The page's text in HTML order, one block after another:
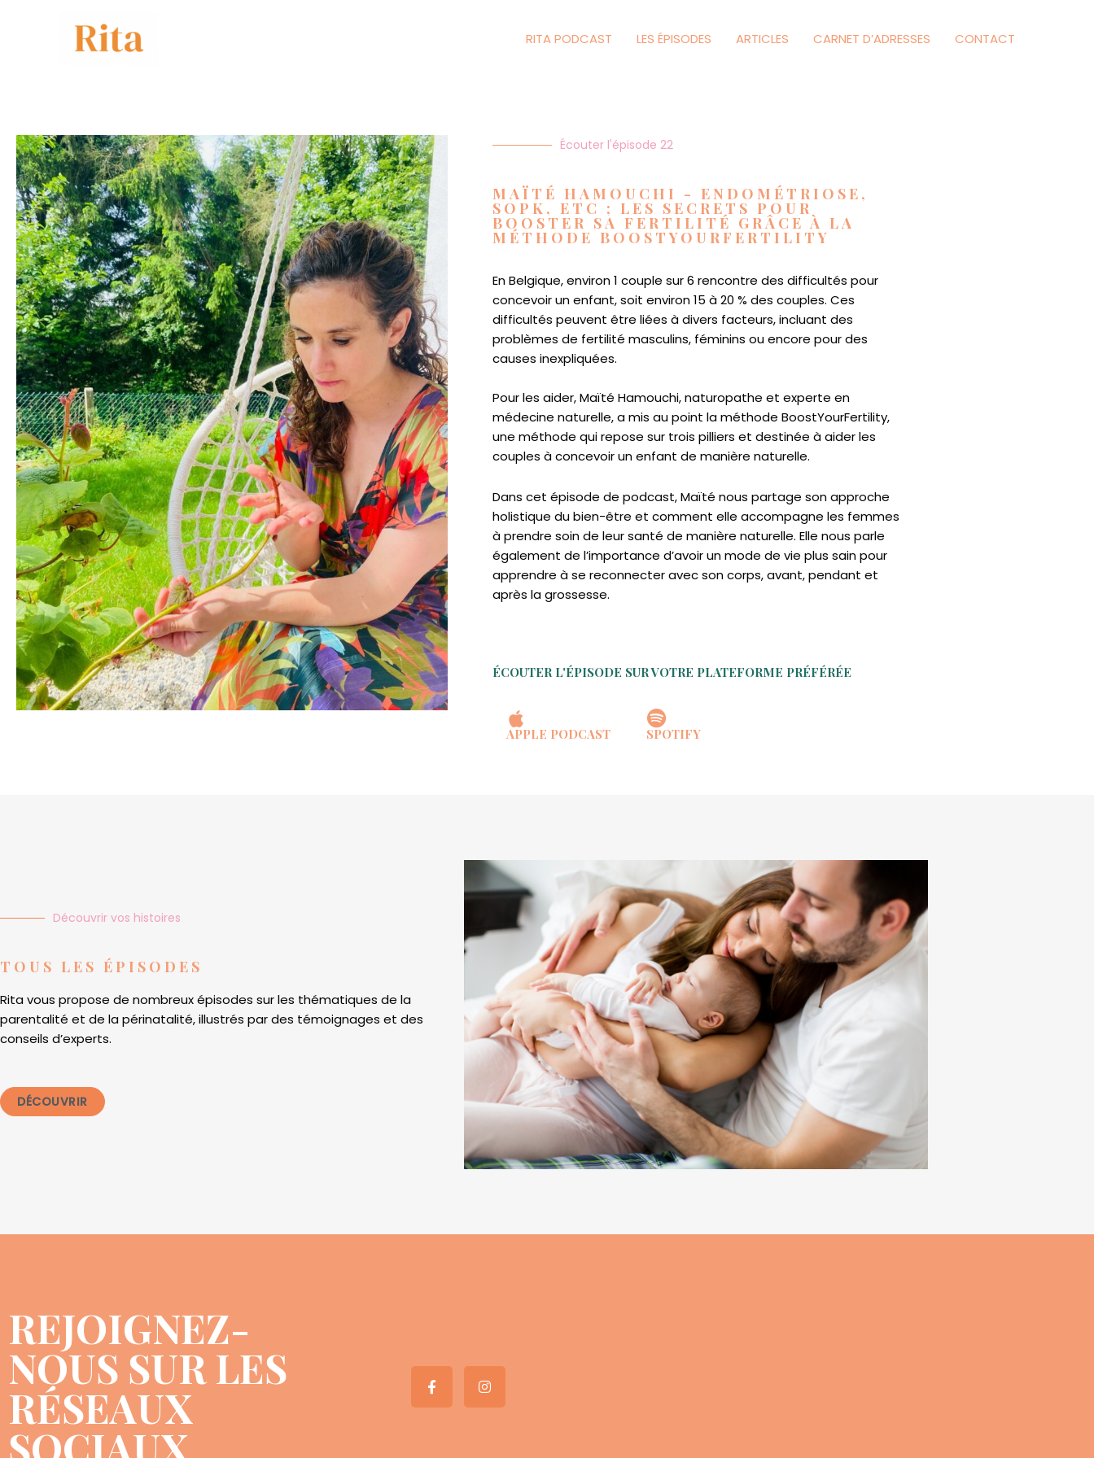
RITA PODCAST LES ÉPISODES ARTICLES CARNET D’ADRESSES CONTACT
Écouter l'épisode 22
MAÏTÉ HAMOUCHI - ENDOMÉTRIOSE,
SOPK, ETC ; LES SECRETS POUR
BOOSTER SA FERTILITÉ GRÂCE À LA
MÉTHODE BOOSTYOURFERTILITY
En Belgique, environ 1 couple sur 6 rencontre des difficultés pour
concevoir un enfant, soit environ 15 à 20 % des couples. Ces
difficultés peuvent être liées à divers facteurs, incluant des
problèmes de fertilité masculins, féminins ou encore pour des
causes inexpliquées.
Pour les aider, Maïté Hamouchi, naturopathe et experte en
médecine naturelle, a mis au point la méthode BoostYourFertility,
une méthode qui repose sur trois pilliers et destinée à aider les
couples à concevoir un enfant de manière naturelle.
Dans cet épisode de podcast, Maïté nous partage son approche
holistique du bien-être et comment elle accompagne les femmes
à prendre soin de leur santé de manière naturelle. Elle nous parle
également de l’importance d’avoir un mode de vie plus sain pour
apprendre à se reconnecter avec son corps, avant, pendant et
après la grossesse.
ÉCOUTER L'ÉPISODE SUR VOTRE PLATEFORME PRÉFÉRÉE
APPLE PODCAST SPOTIFY
Découvrir vos histoires
TOUS LES ÉPISODES
Rita vous propose de nombreux épisodes sur les thématiques de la
parentalité et de la périnatalité, illustrés par des témoignages et des
conseils d’experts.
DÉCOUVRIR
REJOIGNEZ-
NOUS SUR LES
RÉSEAUX
SOCIAUX